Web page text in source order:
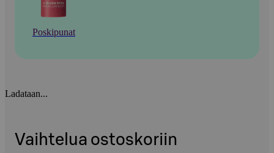
Poskipunat
Ladataan...
Vaihtelua ostoskoriin